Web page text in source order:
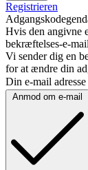
Registrieren
Hvis den angivne
bekræftelses-e-
Vi sender dig en
for at ændre din
Din e-mail adresse
Anmod om e-mail